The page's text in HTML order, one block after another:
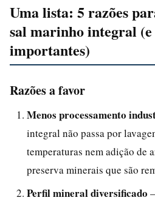
Uma lista: 5 razões
sal marinho integral (e
importantes)
Razões a favor
Menos processamento
integral não passa por
temperaturas nem adição de
preserva minerais que são
Perfil mineral diversificado